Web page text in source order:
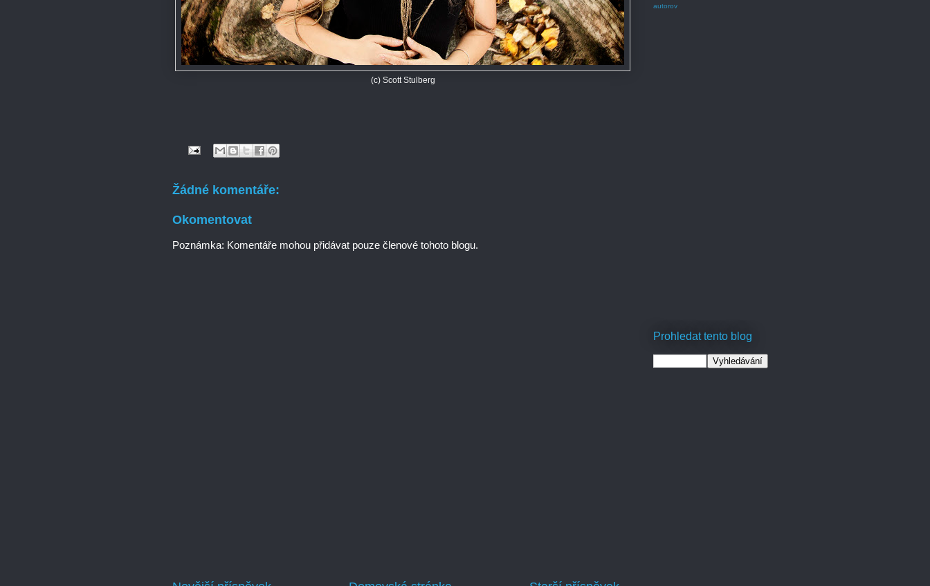
(c) Scott Stulberg
Žádné komentáře:
Okomentovat
Poznámka: Komentáře mohou přidávat pouze členové tohoto blogu.
autorov
Prohledat tento blog